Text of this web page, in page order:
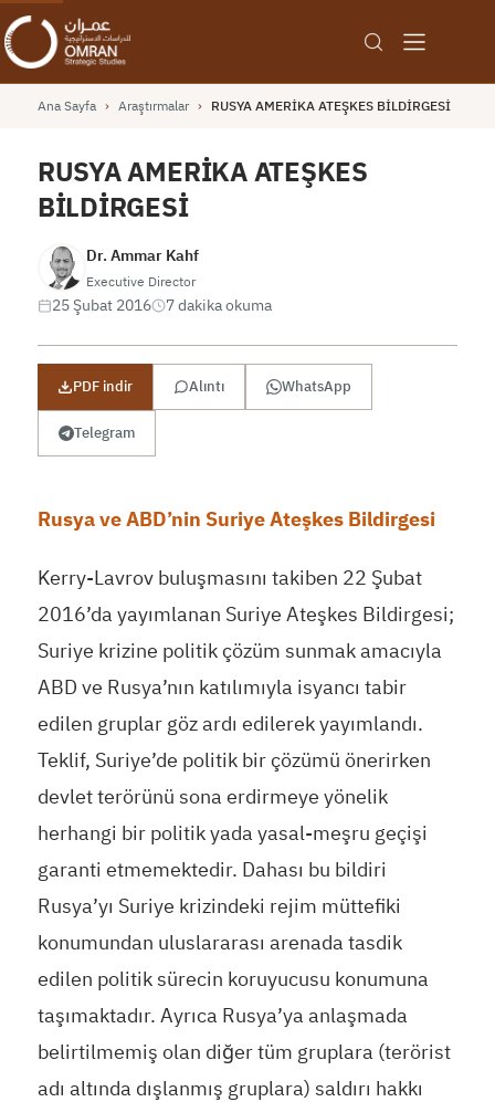
Ana Sayfa › Araştırmalar › RUSYA AMERİKA ATEŞKES BİLDİRGESİ
RUSYA AMERİKA ATEŞKES
BİLDİRGESİ
Dr. Ammar Kahf
Executive Director
25 Şubat 2016 7 dakika okuma
PDF indir Alıntı WhatsApp
Telegram
Rusya ve ABD’nin Suriye Ateşkes Bildirgesi
Kerry-Lavrov buluşmasını takiben 22 Şubat
2016’da yayımlanan Suriye Ateşkes Bildirgesi;
Suriye krizine politik çözüm sunmak amacıyla
ABD ve Rusya’nın katılımıyla isyancı tabir
edilen gruplar göz ardı edilerek yayımlandı.
Teklif, Suriye’de politik bir çözümü önerirken
devlet terörünü sona erdirmeye yönelik
herhangi bir politik yada yasal-meşru geçişi
garanti etmemektedir. Dahası bu bildiri
Rusya’yı Suriye krizindeki rejim müttefiki
konumundan uluslararası arenada tasdik
edilen politik sürecin koruyucusu konumuna
taşımaktadır. Ayrıca Rusya’ya anlaşmada
belirtilmemiş olan diğer tüm gruplara (terörist
adı altında dışlanmış gruplara) saldırı hakkı